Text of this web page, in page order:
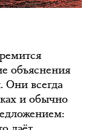
объяснения
Они всегда
и обычно